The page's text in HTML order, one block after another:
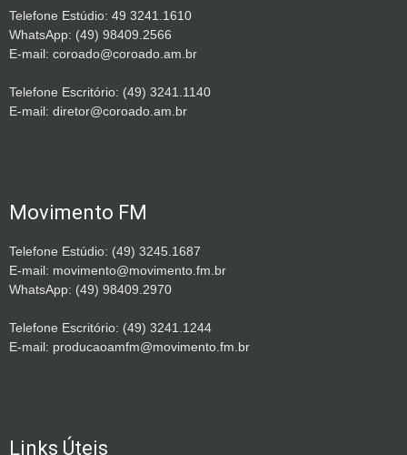
Telefone Estúdio: 49 3241.1610
WhatsApp: (49) 98409.2566
E-mail: coroado@coroado.am.br
Telefone Escritório: (49) 3241.1140
E-mail: diretor@coroado.am.br
Movimento FM
Telefone Estúdio: (49) 3245.1687
E-mail: movimento@movimento.fm.br
WhatsApp: (49) 98409.2970
Telefone Escritório: (49) 3241.1244
E-mail: producaoamfm@movimento.fm.br
Links Úteis